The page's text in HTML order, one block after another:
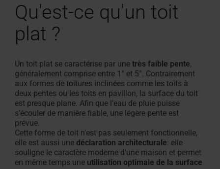
Qu'est-ce qu'un toit
plat ?
Un toit plat se caractérise par une très faible pente,
généralement comprise entre 1° et 5°. Contrairement
aux formes de toitures inclinées comme les toits à
deux pentes ou les toits en pavillon, la surface du toit
est presque plane. Afin que l'eau de pluie puisse
s'écouler de manière fiable, une légère pente est
prévue.
Cette forme de toit n'est pas seulement fonctionnelle,
elle est aussi une déclaration architecturale: elle
souligne le caractère moderne d'une maison et permet
en même temps une utilisation optimale de la surface